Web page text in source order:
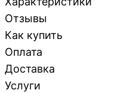
Отзывы
Как купить
Оплата
Доставка
Услуги